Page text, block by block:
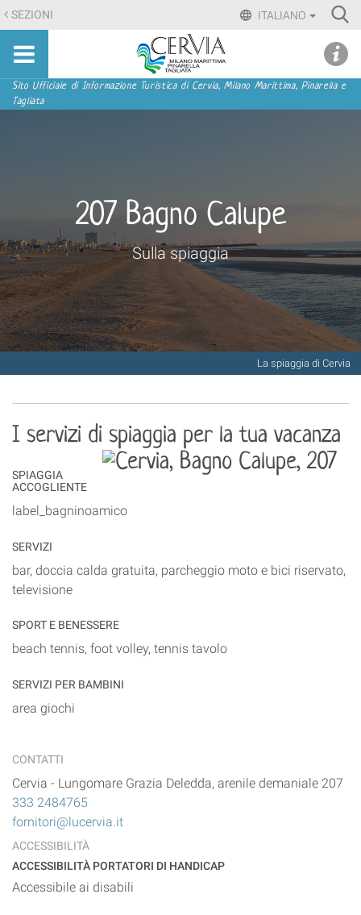
Salta
ai
contenuti.
Salta
alla
ITALIANO
SEZIONI
Sito
turistico
ufficiale
Tagliata
Sezioni
Sito Ufficiale di Informazione Turistica di Cervia, Milano Marittima, Pinarella e
Tagliata
La spiaggia di Cervia
207 Bagno Calupe
Sulla spiaggia
I servizi di spiaggia per la tua vacanza
SPIAGGIA
ACCOGLIENTE
label_bagninoamico
SERVIZI
bar, doccia calda gratuita, parcheggio moto e bici riservato,
televisione
SPORT E BENESSERE
beach tennis, foot volley, tennis tavolo
SERVIZI PER BAMBINI
area giochi
CONTATTI
Cervia - Lungomare Grazia Deledda, arenile demaniale 207
333 2484765
fornitori@lucervia.it
ACCESSIBILITÀ
ACCESSIBILITÀ PORTATORI DI HANDICAP
Accessibile ai disabili
menu